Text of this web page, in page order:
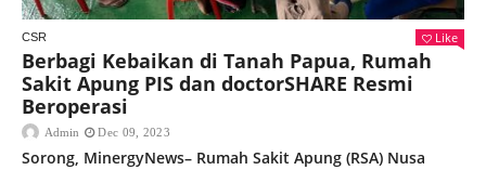
CSR Like
Berbagi Kebaikan di Tanah Papua, Rumah
Sakit Apung PIS dan doctorSHARE Resmi
Beroperasi
Admin Dec 09, 2023
Sorong, MinergyNews– Rumah Sakit Apung (RSA) Nusa